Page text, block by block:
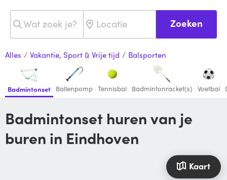
Zoeken
Alles / Vakantie, Sport & Vrije tijd / Balsporten
Badmintonset Ballenpomp Tennisbal Badmintonracket(s) Voetbal
Badmintonset huren van je
buren in Eindhoven
Kaart